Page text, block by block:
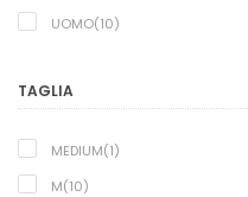
UOMO(10)
TAGLIA
MEDIUM(1)
M(10)